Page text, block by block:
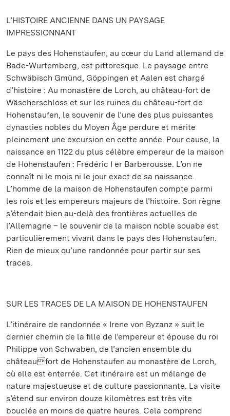
L’HISTOIRE ANCIENNE DANS UN PAYSAGE
IMPRESSIONNANT
Le pays des Hohenstaufen, au cœur du Land allemand de
Bade-Wurtemberg, est pittoresque. Le paysage entre
Schwäbisch Gmünd, Göppingen et Aalen est chargé
d’histoire : Au monastère de Lorch, au château-fort de
Wäscherschloss et sur les ruines du château-fort de
Hohenstaufen, le souvenir de l’une des plus puissantes
dynasties nobles du Moyen Âge perdure et mérite
pleinement une excursion en cette année. Pour cause, la
naissance en 1122 du plus célèbre empereur de la maison
de Hohenstaufen : Frédéric I er Barberousse. L’on ne
connaît ni le mois ni le jour exact de sa naissance.
L’homme de la maison de Hohenstaufen compte parmi
les rois et les empereurs majeurs de l’histoire. Son règne
s’étendait bien au-delà des frontières actuelles de
l’Allemagne – le souvenir de la maison noble souabe est
particulièrement vivant dans le pays des Hohenstaufen.
Rien de mieux qu’une randonnée pour partir sur ses
traces.
SUR LES TRACES DE LA MAISON DE HOHENSTAUFEN
L’itinéraire de randonnée « Irene von Byzanz » suit le
dernier chemin de la fille de l’empereur et épouse du roi
Philippe von Schwaben, de l’ancien ensemble du
châteaufort de Hohenstaufen au monastère de Lorch,
où elle est enterrée. Cet itinéraire est un mélange de
nature majestueuse et de culture passionnante. La visite
s’étend sur environ douze kilomètres est très vite
bouclée en moins de quatre heures. Cela comprend